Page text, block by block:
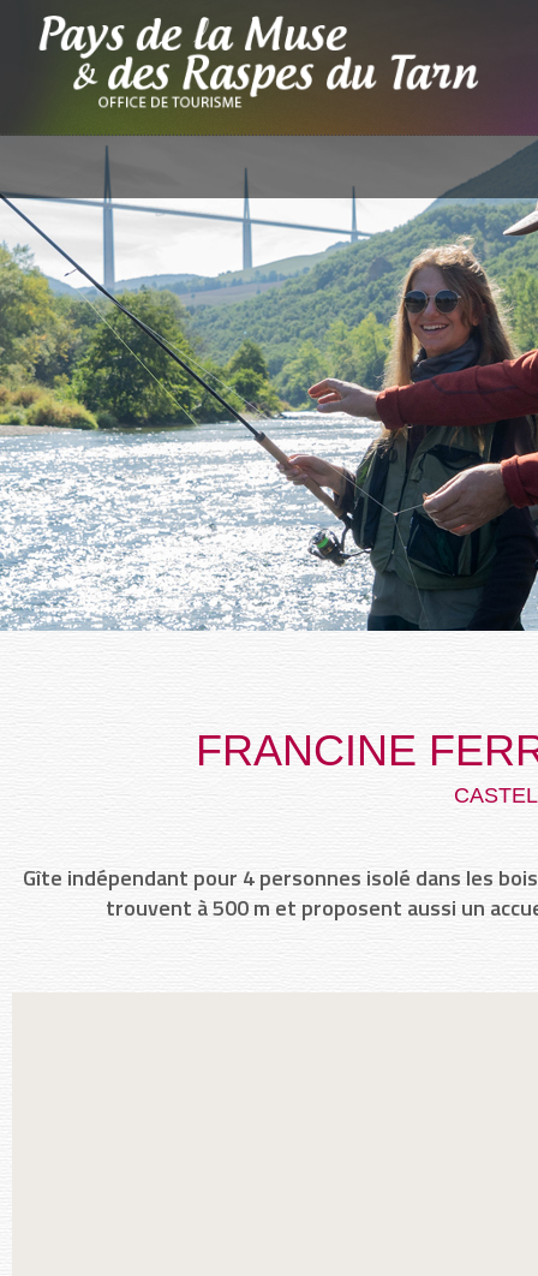
FRANCINE
Gîte indépendant pour 4 personnes isolé dans les
trouvent à 500 m et proposent aussi un